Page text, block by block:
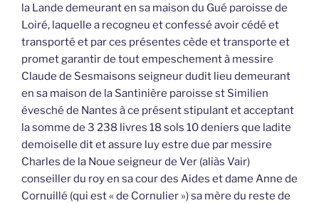
la Lande demeurant en sa maison du Gué paroisse de
Loiré, laquelle a recogneu et confessé avoir cédé et
transporté et par ces présentes cède et transporte et
promet garantir de tout empeschement à messire
Claude de Sesmaisons seigneur dudit lieu demeurant
en sa maison de la Santinière paroisse st Similien
évesché de Nantes à ce présent stipulant et acceptant
la somme de 3 238 livres 18 sols 10 deniers que ladite
demoiselle dit et assure luy estre due par messire
Charles de la Noue seigneur de Ver (aliàs Vair)
conseiller du roy en sa cour des Aides et dame Anne de
Cornuillé (qui est « de Cornulier ») sa mère du reste de